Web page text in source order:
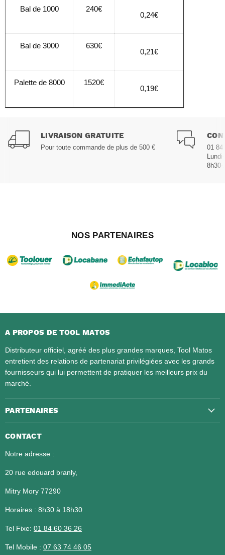
Bal de 1000 240€
0,24€
Bal de 3000 630€
0,21€
Palette de 8000 1520€
0,19€
LIVRAISON GRATUITE
Pour toute commande de plus de 500 €
01 84
8h30-
NOS PARTENAIRES
A PROPOS DE TOOL MATOS
Distributeur officiel, agréé des plus grandes marques, Tool Matos
entretient des relations de partenariat privilégiées avec les grands
fournisseurs qui lui permettent de pratiquer les meilleurs prix du
marché.
PARTENAIRES
CONTACT
Notre adresse :
20 rue edouard branly,
Mitry Mory 77290
Horaires : 8h30 à 18h30
Tel Fixe: 01 84 60 36 26​​​​​​​
Tel Mobile : 07 63 74 46 05